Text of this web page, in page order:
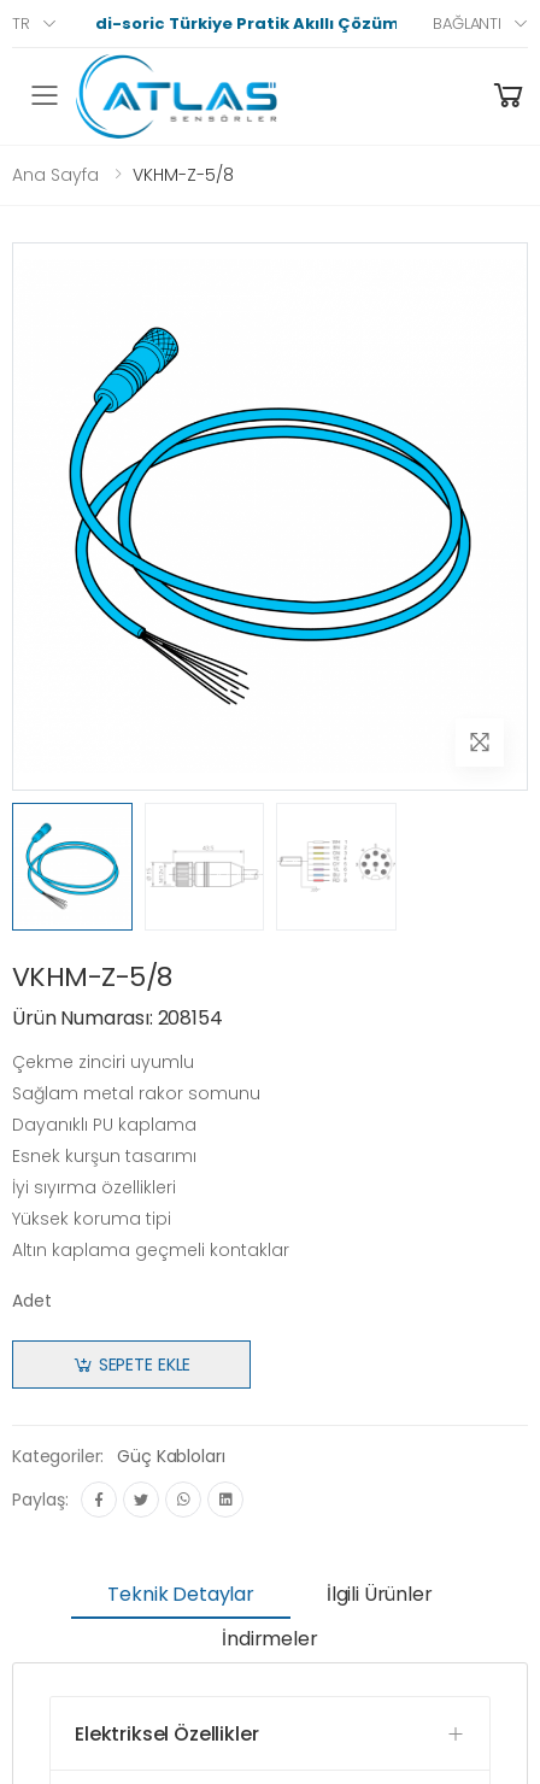
TR di-soric Türkiye Pratik Akıllı Çözümler BAĞLANTI
Menü
Ana Sayfa VKHM-Z-5/8
VKHM-Z-5/8
Ürün Numarası: 208154
Çekme zinciri uyumlu
Sağlam metal rakor somunu
Dayanıklı PU kaplama
Esnek kurşun tasarımı
İyi sıyırma özellikleri
Yüksek koruma tipi
Altın kaplama geçmeli kontaklar
Adet
SEPETE EKLE
Kategoriler:
Güç Kabloları
Paylaş:
Teknik Detaylar
İlgili Ürünler
İndirmeler
Elektriksel Özellikler